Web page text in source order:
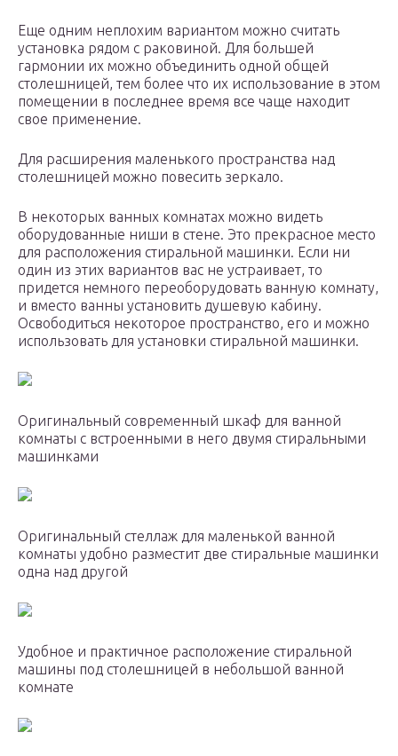
Еще одним неплохим вариантом можно считать
установка рядом с раковиной. Для большей
гармонии их можно объединить одной общей
столешницей, тем более что их использование в этом
помещении в последнее время все чаще находит
свое применение.
Для расширения маленького пространства над
столешницей можно повесить зеркало.
В некоторых ванных комнатах можно видеть
оборудованные ниши в стене. Это прекрасное место
для расположения стиральной машинки. Если ни
один из этих вариантов вас не устраивает, то
придется немного переоборудовать ванную комнату,
и вместо ванны установить душевую кабину.
Освободиться некоторое пространство, его и можно
использовать для установки стиральной машинки.
Оригинальный современный шкаф для ванной
комнаты с встроенными в него двумя стиральными
машинками
Оригинальный стеллаж для маленькой ванной
комнаты удобно разместит две стиральные машинки
одна над другой
Удобное и практичное расположение стиральной
машины под столешницей в небольшой ванной
комнате